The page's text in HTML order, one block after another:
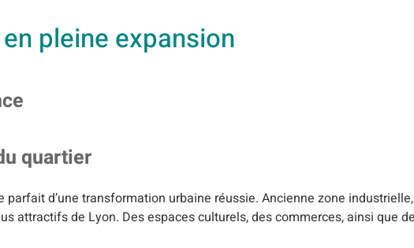
pleine expansion
quartier
parfait d’une transformation urbaine réussie. Ancienne zone
attractifs de Lyon. Des espaces culturels, des commerces, ainsi que